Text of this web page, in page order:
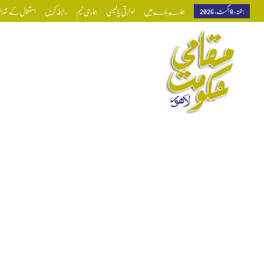
ہفتہ, 8 اگست, 2026 ہمارے بارے میں ادارتی پالیسی ہماری ٹیم رابطہ کریں استعمال کے